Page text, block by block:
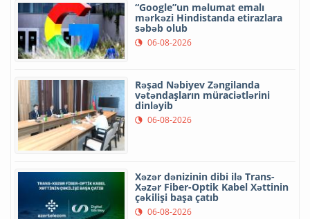
“Google”un məlumat emalı
mərkəzi Hindistanda etirazlara
səbəb olub
06-08-2026
Rəşad Nəbiyev Zəngilanda
vətəndaşların müraciətlərini
dinləyib
06-08-2026
Xəzər dənizinin dibi ilə Trans-
Xəzər Fiber-Optik Kabel Xəttinin
çəkilişi başa çatıb
06-08-2026